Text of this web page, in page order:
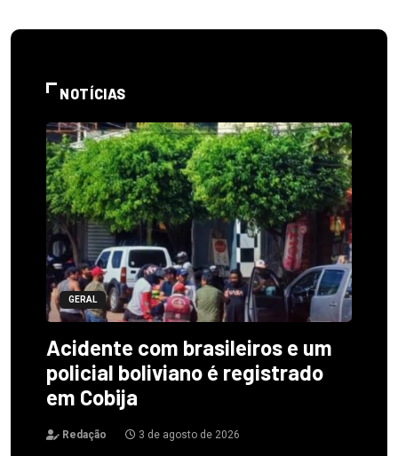
NOTÍCIAS
GERAL
Acidente com brasileiros e um
policial boliviano é registrado
em Cobija
Redação 3 de agosto de 2026